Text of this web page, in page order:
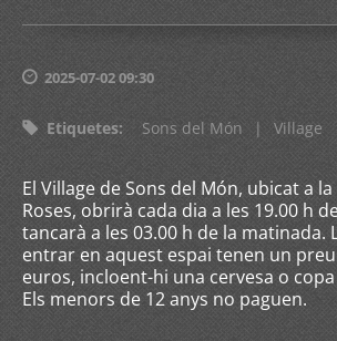
2025-07-02 09:30
Etiquetes: Sons del Món | Village
El Village de Sons del Món, ubicat a
Roses, obrirà cada dia a les 19.00 h
tancarà a les 03.00 h de la matinada.
entrar en aquest espai tenen un
euros, incloent-hi una cervesa o
Els menors de 12 anys no paguen.